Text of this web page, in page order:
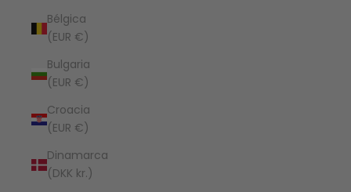
Bélgica
(EUR €)
Bulgaria
(EUR €)
Croacia
(EUR €)
Dinamarca
(DKK kr.)